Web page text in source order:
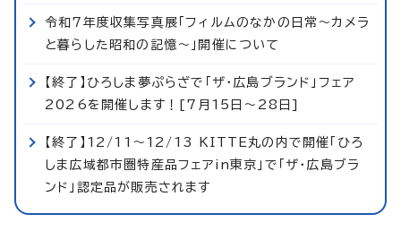
令和7年度収集写真展「フィルムのなかの日常～カメラ
と暮らした昭和の記憶～」開催について
【終了】ひろしま夢ぷらざで「ザ・広島ブランド」フェア
2026を開催します！[7月15日～28日]
【終了】12/11～12/13 KITTE丸の内で開催「ひろ
しま広域都市圏特産品フェアin東京」で「ザ・広島ブラ
ンド」認定品が販売されます